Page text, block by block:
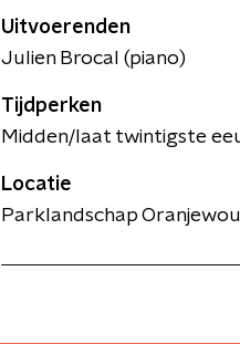
Uitvoerenden
Julien Brocal (piano)
Tijdperken
Midden/laat twintigste
Locatie
Parklandschap